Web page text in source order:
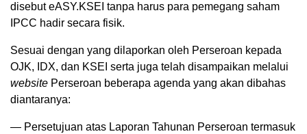
disebut eASY.KSEI tanpa harus para pemegang saham
IPCC hadir secara fisik.
Sesuai dengan yang dilaporkan oleh Perseroan kepada
OJK, IDX, dan KSEI serta juga telah disampaikan melalui
website Perseroan beberapa agenda yang akan dibahas
diantaranya:
— Persetujuan atas Laporan Tahunan Perseroan termasuk